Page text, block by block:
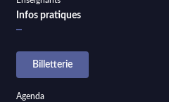
Infos pratiques
Billetterie
Agenda